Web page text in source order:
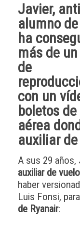
Javier,
alumno
ha
más de
de
con un
boletos de
aérea
auxiliar
A sus 29 años,
auxiliar de
haber
Luis Fonsi, para
de Ryanair: